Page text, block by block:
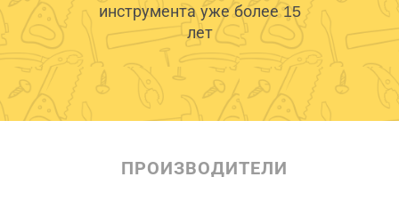
инструмента уже более 15
лет
ПРОИЗВОДИТЕЛИ